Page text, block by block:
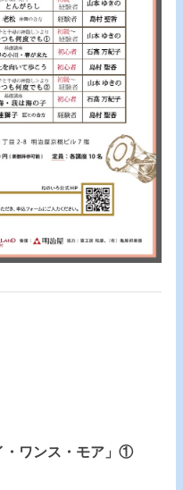
・ワンス・モア」①